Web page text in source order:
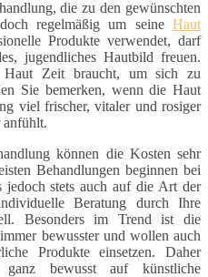
die zu den gewünschten
regelmäßig um seine Haut
Produkte verwendet, darf
jugendliches Hautbild freuen.
Haut Zeit braucht, um sich zu
Sie bemerken, wenn die Haut
viel frischer, vitaler und rosiger
anfühlt.
können die Kosten sehr
Behandlungen beginnen bei
stets auch auf die Art der
Beratung durch Ihre
Besonders im Trend ist die
bewusster und wollen auch
Produkte einsetzen. Daher
ganz bewusst auf künstliche